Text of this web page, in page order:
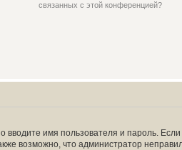
связанных с этой конференцией?
имя пользователя и пароль.
возможно, что администратор